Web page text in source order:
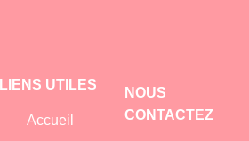
LIENS UTILES
Accueil
NOUS
CONTACTEZ